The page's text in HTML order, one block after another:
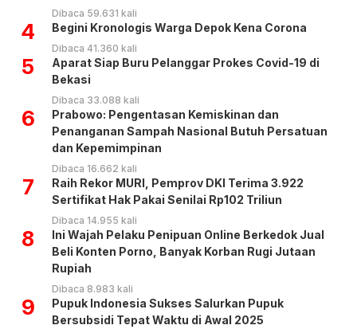
Dibaca 59.631 kali
4 Begini Kronologis Warga Depok Kena Corona
Dibaca 41.360 kali
5
Aparat Siap Buru Pelanggar Prokes Covid-19 di
Bekasi
Dibaca 33.088 kali
6
Prabowo: Pengentasan Kemiskinan dan
Penanganan Sampah Nasional Butuh Persatuan
dan Kepemimpinan
Dibaca 16.662 kali
7
Raih Rekor MURI, Pemprov DKI Terima 3.922
Sertifikat Hak Pakai Senilai Rp102 Triliun
Dibaca 14.955 kali
8
Ini Wajah Pelaku Penipuan Online Berkedok Jual
Beli Konten Porno, Banyak Korban Rugi Jutaan
Rupiah
Dibaca 8.983 kali
9
Pupuk Indonesia Sukses Salurkan Pupuk
Bersubsidi Tepat Waktu di Awal 2025